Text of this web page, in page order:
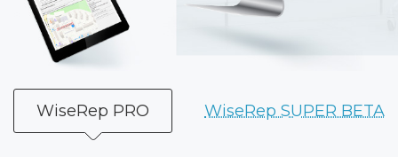
WiseRep PRO WiseRep SUPER BETA